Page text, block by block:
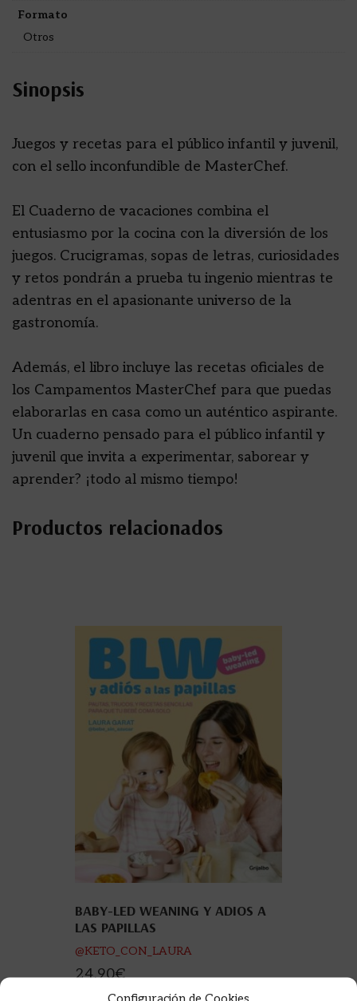
Configuración de Cookies
Formato
Otros
Sinopsis
Juegos y recetas para el público infantil y juvenil,
con el sello inconfundible de MasterChef.
El Cuaderno de vacaciones combina el
entusiasmo por la cocina con la diversión de los
juegos. Crucigramas, sopas de letras, curiosidades
y retos pondrán a prueba tu ingenio mientras te
adentras en el apasionante universo de la
gastronomía.
Además, el libro incluye las recetas oficiales de
los Campamentos MasterChef para que puedas
elaborarlas en casa como un auténtico aspirante.
Un cuaderno pensado para el público infantil y
juvenil que invita a experimentar, saborear y
aprender? ¡todo al mismo tiempo!
Productos relacionados
BABY-LED WEANING Y ADIOS A
LAS PAPILLAS
@KETO_CON_LAURA
24,90€